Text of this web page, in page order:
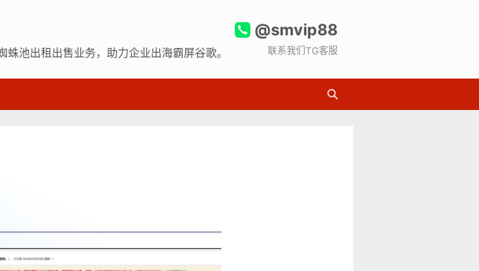
池出租出售业务，助力企业出海霸屏谷歌。
@smvip88
联系我们TG客服